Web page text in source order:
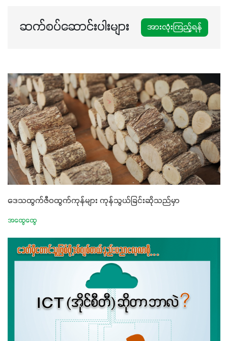
ဆက်စပ်ဆောင်းပါးများ အားလုံးကြည့်ရန်
ဒေသထွက်ဇီဝထွက်ကုန်များ ကုန်သွယ်ခြင်းဆိုသည်မှာ
အထွေထွေ